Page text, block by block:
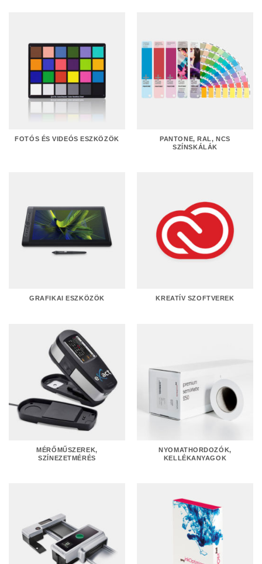
FOTÓS ÉS VIDEÓS ESZKÖZÖK
PANTONE, RAL, NCS
SZÍNSKÁLÁK
GRAFIKAI ESZKÖZÖK KREATÍV SZOFTVEREK
MÉRŐMŰSZEREK,
SZÍNEZETMÉRÉS
NYOMATHORDOZÓK,
KELLÉKANYAGOK